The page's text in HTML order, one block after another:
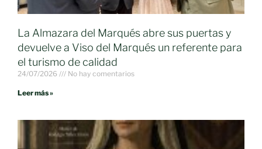
La Almazara del Marqués abre sus puertas y
devuelve a Viso del Marqués un referente para
el turismo de calidad
24/07/2026 No hay comentarios
Leer más »